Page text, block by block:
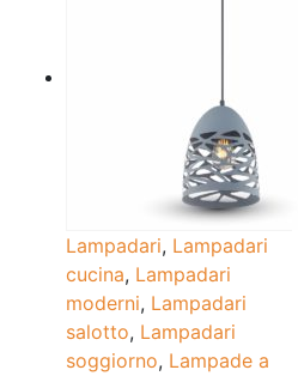
Lampadari, Lampadari
cucina, Lampadari
moderni, Lampadari
salotto, Lampadari
soggiorno, Lampade a